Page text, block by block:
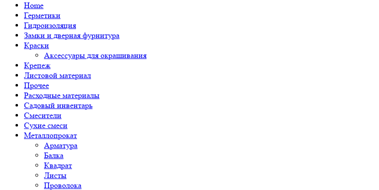
Home
Герметики
Гидроизоляция
Замки и дверная фурнитура
Краски
Аксессуары для окрашивания
Крепеж
Листовой материал
Прочее
Расходные материалы
Садовый инвентарь
Смесители
Сухие смеси
Металлопрокат
Арматура
Балка
Квадрат
Листы
Проволока